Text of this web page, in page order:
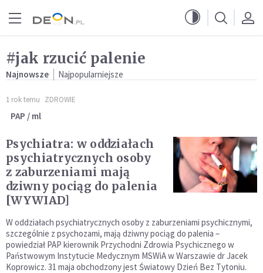
#jak rzucić palenie
Najnowsze Najpopularniejsze
1 rok temu ZDROWIE
PAP / ml
Psychiatra: w oddziałach
psychiatrycznych osoby
z zaburzeniami mają
dziwny pociąg do palenia
[WYWIAD]
W oddziałach psychiatrycznych osoby z zaburzeniami psychicznymi,
szczególnie z psychozami, mają dziwny pociąg do palenia –
powiedział PAP kierownik Przychodni Zdrowia Psychicznego w
Państwowym Instytucie Medycznym MSWiA w Warszawie dr Jacek
Koprowicz. 31 maja obchodzony jest Światowy Dzień Bez Tytoniu.